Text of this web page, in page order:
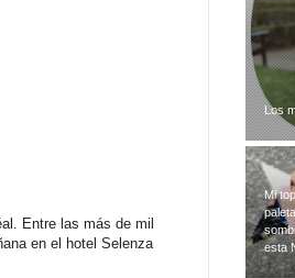
Entre las más de mil
en el hotel Selenza
Mi
for